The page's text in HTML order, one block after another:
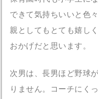
できて気持ちいいと色
親としてもとても嬉し
おかげだと思います。
次男は、長男ほど野球
りません。コーチにく